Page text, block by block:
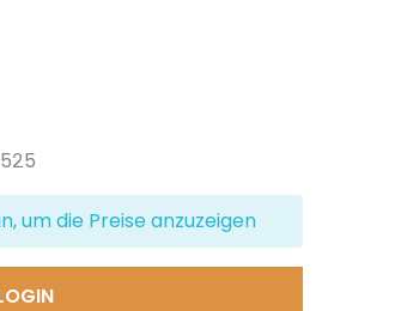
um die Preise anzuzeigen